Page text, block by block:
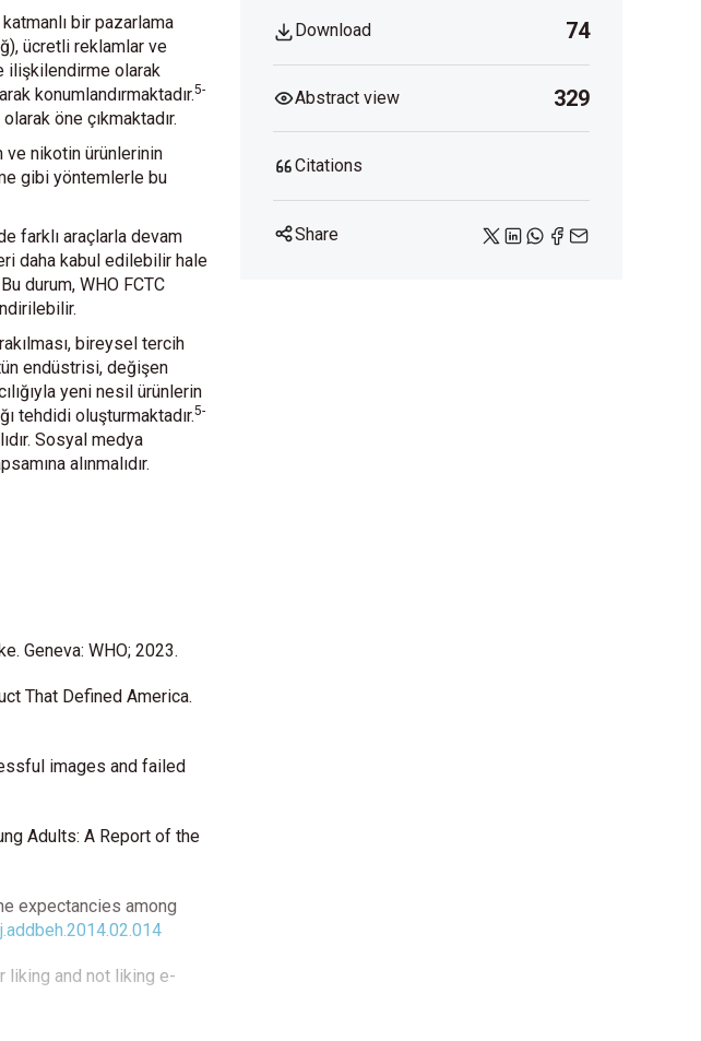
bir pazarlama
ücretli reklamlar ve
ilişkilendirme olarak
konumlandırmaktadır.5-
öne çıkmaktadır.
ve nikotin ürünlerinin
gibi yöntemlerle bu
farklı araçlarla devam
daha kabul edilebilir hale
durum, WHO FCTC
bireysel tercih
endüstrisi, değişen
yeni nesil ürünlerin
tehdidi oluşturmaktadır.5-
Sosyal medya
alınmalıdır.
Geneva: WHO; 2023.
That Defined America.
images and failed
Adults: A Report of the
expectancies among
liking and not liking e-
Download 74
Abstract view 329
Citations
Share